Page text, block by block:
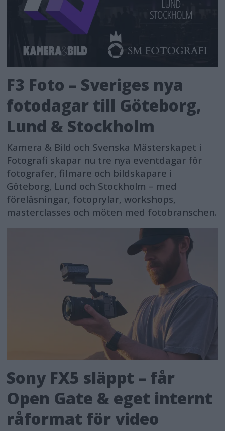
F3 Foto – Sveriges nya
fotodagar till Göteborg,
Lund & Stockholm
Kamera & Bild och Svenska Mästerskapet i
Fotografi skapar nu tre nya eventdagar för
fotografer, filmare och bildskapare i
Göteborg, Lund och Stockholm – med
föreläsningar, fotoprylar, workshops,
masterclasses och möten med fotobranschen.
Sony FX5 släppt – får
Open Gate & eget internt
råformat för video